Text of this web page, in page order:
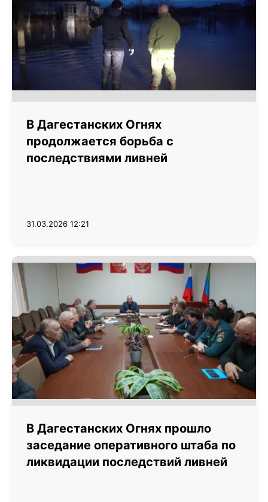
В Дагестанских Огнях
продолжается борьба с
последствиями ливней
31.03.2026 12:21
В Дагестанских Огнях прошло
заседание оперативного штаба по
ликвидации последствий ливней